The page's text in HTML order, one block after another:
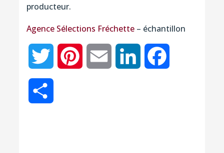
producteur.
Agence Sélections Fréchette– échantillon
Twitter Pinterest Email LinkedIn